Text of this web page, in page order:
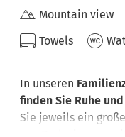
Mountain view
Towels
In unseren
finden Sie Ruhe
Sie jeweils ein